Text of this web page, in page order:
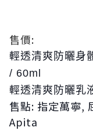
售價:
輕透清爽防曬身
/ 60ml
輕透清爽防曬乳
售點: 指定萬寧,
Apita